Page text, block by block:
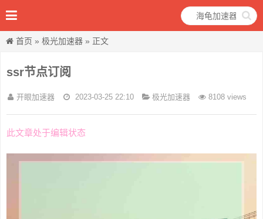
首页 » 极光加速器 » 正文
ssr节点订阅
开眼加速器 2023-03-25 22:10 极光加速器 8108 views
此文章处于编辑状态